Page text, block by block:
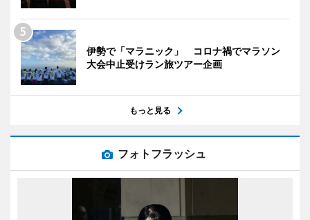
伊勢で「マラニック」 コロナ禍でマラソン
大会中止受けラン旅ツアー企画
もっと見る
フォトフラッシュ